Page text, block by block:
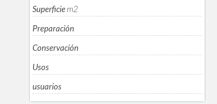
Superficiem2
Preparación
Conservación
Usos
usuarios